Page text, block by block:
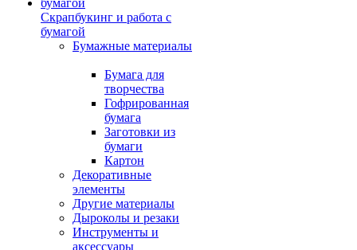
Скрапбукинг и работа с
бумагой
Бумажные материалы
Бумага для
творчества
Гофрированная
бумага
Заготовки из
бумаги
Картон
Декоративные
элементы
Другие материалы
Дыроколы и резаки
Инструменты и
аксессуары